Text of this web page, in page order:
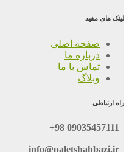
لینک های مفید
صفحه اصلی
درباره ما
تماس با ما
وبلاگ
راه ارتباطی
09035457111 98+
info@paletshahbazi.ir